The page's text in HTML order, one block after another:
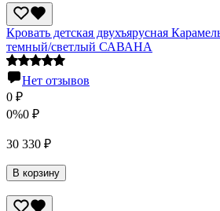
Кровать детская двухъярусная
темный/светлый САВАНА
Нет отзывов
0 ₽
0%0 ₽
30 330 ₽
В корзину